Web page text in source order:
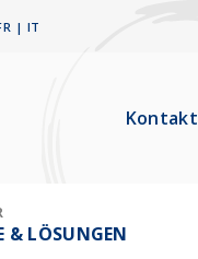
IT
|
Kontakt
& LÖSUNGEN